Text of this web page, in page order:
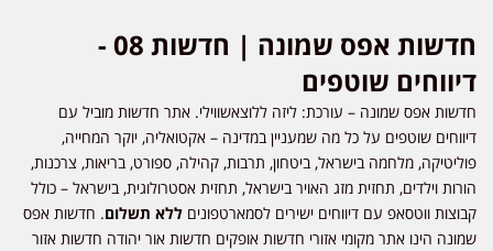
חדשות אפס שמונה | חדשות 08 -
דיווחים שוטפים
חדשות אפס שמונה – עורכת: ליזה ללוצאשווילי. אתר חדשות מוביל עם
דיווחים שוטפים על כל מה שמעניין במדינה – אקטואליה, יוקר המחייה,
פוליטיקה, מלחמה בישראל, ביטחון, תרבות, קהילה, ספורט, בריאות, צרכנות,
הורות וילדים, תחזית מזג האויר בישראל, תחזית אסטרולוגית, בישראל – כולל
קבוצות ווטסאפ עם דיווחים ישירים לסמארטפונים ללא תשלום. חדשות אפס
שמונה הינו אתר מקומי אזורי חדשות אופקים חדשות אור יהודה חדשות אזור